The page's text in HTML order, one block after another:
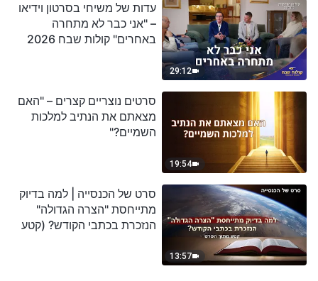
29:12
עדות של משיחי בסרטון וידיאו
– "אני כבר לא מתחרה
באחרים" קולות שבח 2026
19:54
סרטים נוצריים קצרים – "האם
מצאתם את הנתיב למלכות
השמיים?"
13:57
סרט של הכנסייה | למה בדיוק
מתייחסת "הצרה הגדולה"
הנזכרת בכתבי הקודש? (קטע